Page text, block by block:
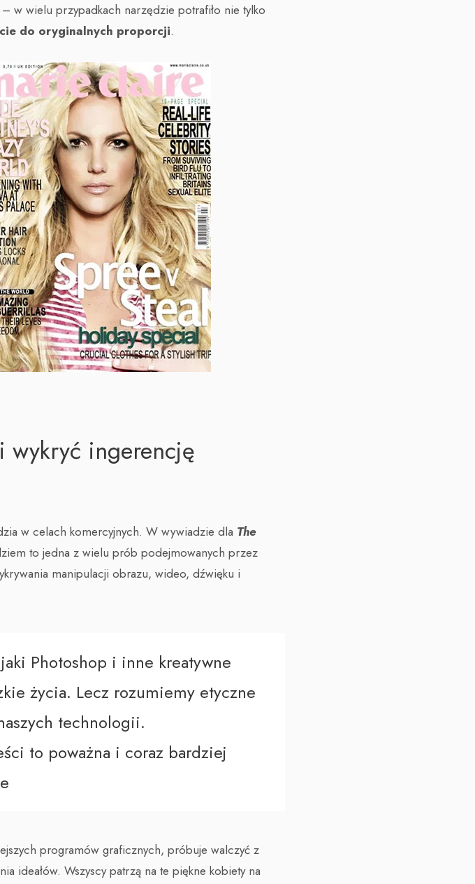
w wielu przypadkach narzędzie potrafiło nie tylko
do oryginalnych proporcji.
wykryć ingerencję
w celach komercyjnych. W wywiadzie dla The
to jedna z wielu prób podejmowanych przez
manipulacji obrazu, wideo, dźwięku i
Photoshop i inne kreatywne
życia. Lecz rozumiemy etyczne
technologii.
to poważna i coraz bardziej
programów graficznych, próbuje walczyć z
ideałów. Wszyscy patrzą na te piękne kobiety na